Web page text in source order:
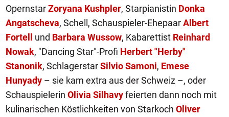
OpernstarZoryana Kushpler, Starpianistin Donka
Angatscheva, Schell, Schauspieler-EhepaarAlbert
Fortell und Barbara Wussow, Kabarettist Reinhard
Nowak, "Dancing Star"-Profi Herbert "Herby"
Stanonik, SchlagerstarSilvio Samoni, Emese
Hunyady – sie kam extra aus der Schweiz –, oder
Schauspielerin Olivia Silhavyfeierten dann noch mit
kulinarischen Köstlichkeiten von Starkoch Oliver